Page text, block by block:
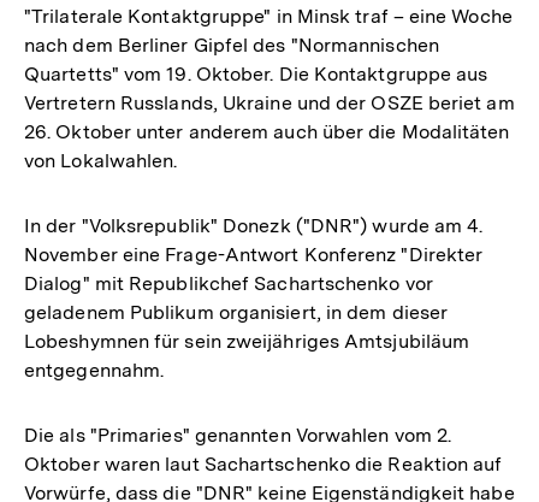
"Trilaterale Kontaktgruppe" in Minsk traf – eine Woche
nach dem Berliner Gipfel des "Normannischen
Quartetts" vom 19. Oktober. Die Kontaktgruppe aus
Vertretern Russlands, Ukraine und der OSZE beriet am
26. Oktober unter anderem auch über die Modalitäten
von Lokalwahlen.
In der "Volksrepublik" Donezk ("DNR") wurde am 4.
November eine Frage-Antwort Konferenz "Direkter
Dialog" mit Republikchef Sachartschenko vor
geladenem Publikum organisiert, in dem dieser
Lobeshymnen für sein zweijähriges Amtsjubiläum
entgegennahm.
Die als "Primaries" genannten Vorwahlen vom 2.
Oktober waren laut Sachartschenko die Reaktion auf
Vorwürfe, dass die "DNR" keine Eigenständigkeit habe